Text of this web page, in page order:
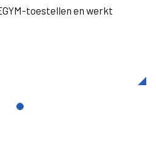
toestellen en werkt